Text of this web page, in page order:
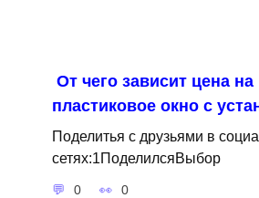
От чего зависит цена на
пластиковое окно с
Поделитья с друзьями в
сетях:1ПоделилсяВыбор
0 0